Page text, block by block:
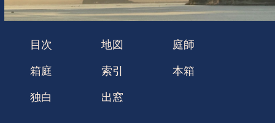
目次 地図 庭師
箱庭 索引 本箱
独白 出窓